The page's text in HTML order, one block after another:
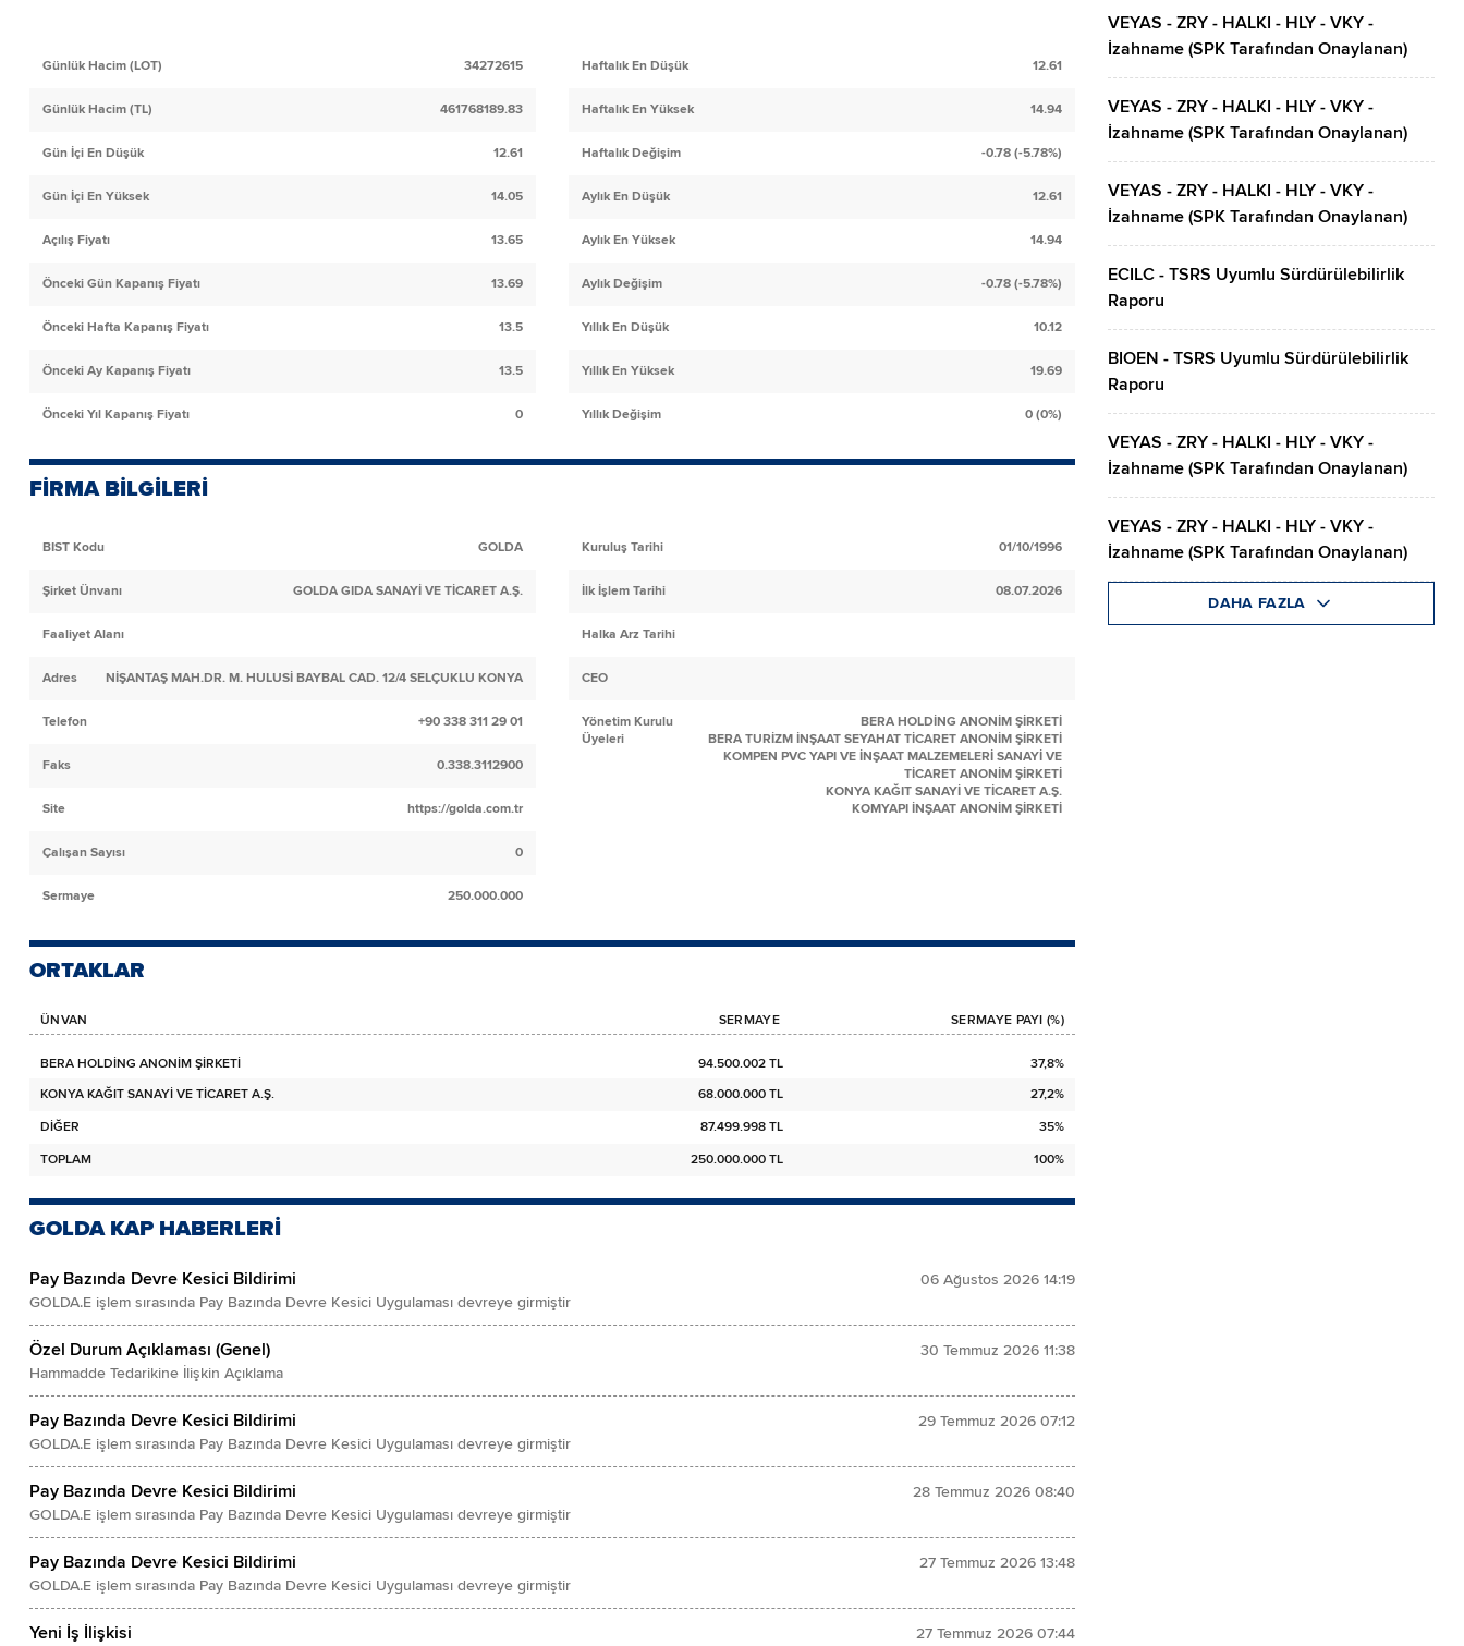
Günlük Hacim (LOT) 34272615
Günlük Hacim (TL) 461768189.83
Gün İçi En Düşük 12.61
Gün İçi En Yüksek 14.05
Açılış Fiyatı 13.65
Önceki Gün Kapanış Fiyatı 13.69
Önceki Hafta Kapanış Fiyatı 13.5
Önceki Ay Kapanış Fiyatı 13.5
Önceki Yıl Kapanış Fiyatı 0
Haftalık En Düşük 12.61
Haftalık En Yüksek 14.94
Haftalık Değişim -0.78 (-5.78%)
Aylık En Düşük 12.61
Aylık En Yüksek 14.94
Aylık Değişim -0.78 (-5.78%)
Yıllık En Düşük 10.12
Yıllık En Yüksek 19.69
Yıllık Değişim 0 (0%)
FİRMA BİLGİLERİ
BIST Kodu GOLDA
Şirket Ünvanı GOLDA GIDA SANAYİ VE TİCARET A.Ş.
Faaliyet Alanı
Adres NİŞANTAŞ MAH.DR. M. HULUSİ BAYBAL CAD. 12/4 SELÇUKLU KONYA
Telefon +90 338 311 29 01
Faks 0.338.3112900
Site https://golda.com.tr
Çalışan Sayısı 0
Sermaye 250.000.000
Kuruluş Tarihi 01/10/1996
İlk İşlem Tarihi 08.07.2026
Halka Arz Tarihi
CEO
Yönetim Kurulu
Üyeleri
BERA HOLDİNG ANONİM ŞİRKETİ
BERA TURİZM İNŞAAT SEYAHAT TİCARET ANONİM ŞİRKETİ
KOMPEN PVC YAPI VE İNŞAAT MALZEMELERİ SANAYİ VE
TİCARET ANONİM ŞİRKETİ
KONYA KAĞIT SANAYİ VE TİCARET A.Ş.
KOMYAPI İNŞAAT ANONİM ŞİRKETİ
ORTAKLAR
ÜNVAN SERMAYE SERMAYE PAYI (%)
BERA HOLDİNG ANONİM ŞİRKETİ 94.500.002 TL
37,8%
KONYA KAĞIT SANAYİ VE TİCARET A.Ş.
68.000.000 TL
27,2%
DİĞER
87.499.998 TL
35%
TOPLAM
250.000.000 TL 100%
GOLDA KAP HABERLERİ
Pay Bazında Devre Kesici Bildirimi
GOLDA.E işlem sırasında Pay Bazında Devre Kesici Uygulaması devreye girmiştir
06 Ağustos 2026 14:19
Özel Durum Açıklaması (Genel)
Hammadde Tedarikine İlişkin Açıklama
30 Temmuz 2026 11:38
Pay Bazında Devre Kesici Bildirimi
GOLDA.E işlem sırasında Pay Bazında Devre Kesici Uygulaması devreye girmiştir
29 Temmuz 2026 07:12
Pay Bazında Devre Kesici Bildirimi
GOLDA.E işlem sırasında Pay Bazında Devre Kesici Uygulaması devreye girmiştir
28 Temmuz 2026 08:40
Pay Bazında Devre Kesici Bildirimi
GOLDA.E işlem sırasında Pay Bazında Devre Kesici Uygulaması devreye girmiştir
27 Temmuz 2026 13:48
Yeni İş İlişkisi 27 Temmuz 2026 07:44
VEYAS - ZRY - HALKI - HLY - VKY -
İzahname (SPK Tarafından Onaylanan)
VEYAS - ZRY - HALKI - HLY - VKY -
İzahname (SPK Tarafından Onaylanan)
VEYAS - ZRY - HALKI - HLY - VKY -
İzahname (SPK Tarafından Onaylanan)
ECILC - TSRS Uyumlu Sürdürülebilirlik
Raporu
BIOEN - TSRS Uyumlu Sürdürülebilirlik
Raporu
VEYAS - ZRY - HALKI - HLY - VKY -
İzahname (SPK Tarafından Onaylanan)
VEYAS - ZRY - HALKI - HLY - VKY -
İzahname (SPK Tarafından Onaylanan)
DAHA FAZLA